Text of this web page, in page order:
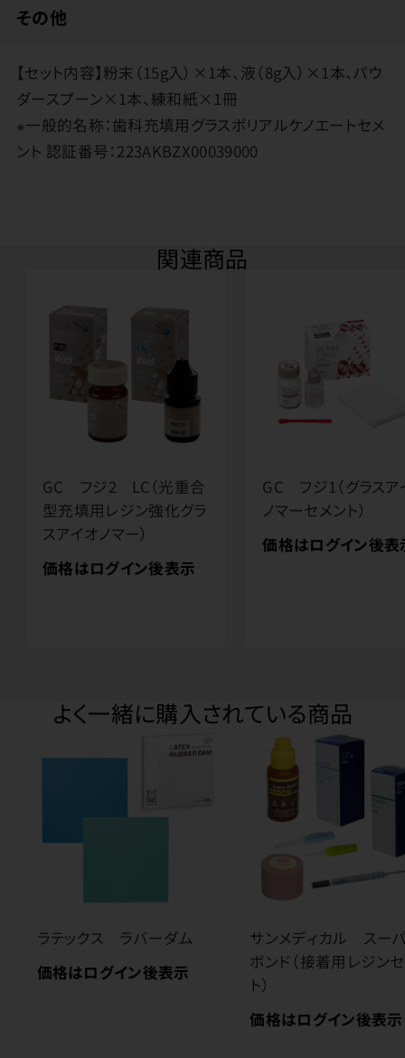
その他
【セット内容】粉末（15g入）×1本、液（8g入）×1本、パウ
ダースプーン×1本、練和紙×1冊
※一般的名称：歯科充填用グラスポリアルケノエートセメ
ント 認証番号：223AKBZX00039000
関連商品
GC フジ2 LC（光重合
型充填用レジン強化グラ
スアイオノマー）
価格はログイン後表示
GC フジ1（グラスア
ノマーセメント）
価格はログイン後表
よく一緒に購入されている商品
ラテックス ラバーダム
価格はログイン後表示
サンメディカル スー
ボンド（接着用レジン
ト）
価格はログイン後表示